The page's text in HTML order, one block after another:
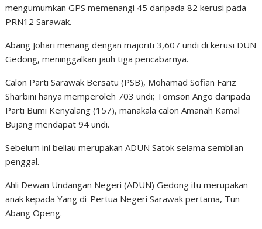
mengumumkan GPS memenangi 45 daripada 82 kerusi pada
PRN12 Sarawak.
Abang Johari menang dengan majoriti 3,607 undi di kerusi DUN
Gedong, meninggalkan jauh tiga pencabarnya.
Calon Parti Sarawak Bersatu (PSB), Mohamad Sofian Fariz
Sharbini hanya memperoleh 703 undi; Tomson Ango daripada
Parti Bumi Kenyalang (157), manakala calon Amanah Kamal
Bujang mendapat 94 undi.
Sebelum ini beliau merupakan ADUN Satok selama sembilan
penggal.
Ahli Dewan Undangan Negeri (ADUN) Gedong itu merupakan
anak kepada Yang di-Pertua Negeri Sarawak pertama, Tun
Abang Openg.